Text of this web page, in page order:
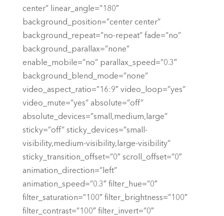
center” linear_angle=”180″
background_position=”center center”
background_repeat=”no-repeat” fade=”no”
background_parallax=”none”
enable_mobile=”no” parallax_speed=”0.3″
background_blend_mode=”none”
video_aspect_ratio=”16:9″ video_loop=”yes”
video_mute=”yes” absolute=”off”
absolute_devices=”small,medium,large”
sticky=”off” sticky_devices=”small-
visibility,medium-visibility,large-visibility”
sticky_transition_offset=”0″ scroll_offset=”0″
animation_direction=”left”
animation_speed=”0.3″ filter_hue=”0″
filter_saturation=”100″ filter_brightness=”100″
filter_contrast=”100″ filter_invert=”0″